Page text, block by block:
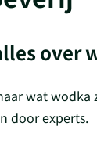
over
wat wodka
door experts.